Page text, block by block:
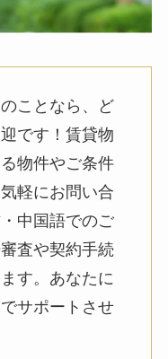
ことなら、ど
です！賃貸物
物件やご条件
軽にお問い合
中国語でのご
査や契約手続
す。あなたに
サポートさせ